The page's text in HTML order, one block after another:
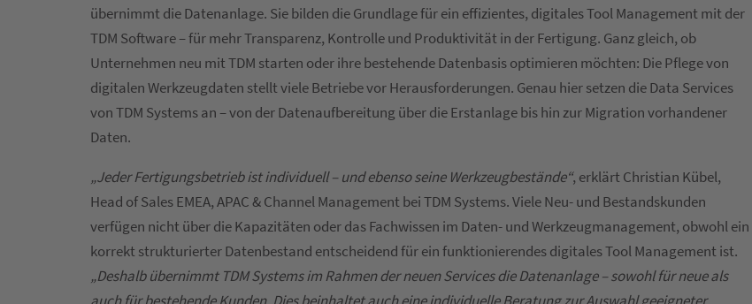
übernimmt die Datenanlage. Sie bilden die Grundlage für ein effizientes, digitales Tool Management mit der
TDM Software – für mehr Transparenz, Kontrolle und Produktivität in der Fertigung. Ganz gleich, ob
Unternehmen neu mit TDM starten oder ihre bestehende Datenbasis optimieren möchten: Die Pflege von
digitalen Werkzeugdaten stellt viele Betriebe vor Herausforderungen. Genau hier setzen die Data Services
von TDM Systems an – von der Datenaufbereitung über die Erstanlage bis hin zur Migration vorhandener
Daten.
„Jeder Fertigungsbetrieb ist individuell – und ebenso seine Werkzeugbestände“, erklärt Christian Kübel,
Head of Sales EMEA, APAC & Channel Management bei TDM Systems. Viele Neu- und Bestandskunden
verfügen nicht über die Kapazitäten oder das Fachwissen im Daten- und Werkzeugmanagement, obwohl ein
korrekt strukturierter Datenbestand entscheidend für ein funktionierendes digitales Tool Management ist.
„Deshalb übernimmt TDM Systems im Rahmen der neuen Services die Datenanlage – sowohl für neue als